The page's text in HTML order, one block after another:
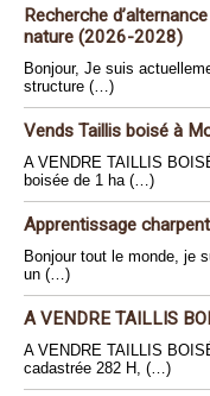
Recherche
nature (2026-2028)
Bonjour, Je suis
structure (…)
Vends Taillis boisé à
A VENDRE TAILLIS
boisée de 1 ha (…)
Apprentissage
Bonjour tout le monde, je
un (…)
A VENDRE TAILLIS
A VENDRE TAILLIS
cadastrée 282 H, (…)